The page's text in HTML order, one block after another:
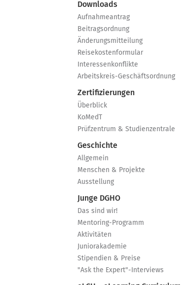
Downloads
Aufnahmeantrag
Beitragsordnung
Änderungsmitteilung
Reisekostenformular
Interessenkonflikte
Arbeitskreis-Geschäftsordnung
Zertifizierungen
Überblick
KoMedT
Prüfzentrum & Studienzentrale
Geschichte
Allgemein
Menschen & Projekte
Ausstellung
Junge DGHO
Das sind wir!
Mentoring-Programm
Aktivitäten
Juniorakademie
Stipendien & Preise
"Ask the Expert"-Interviews